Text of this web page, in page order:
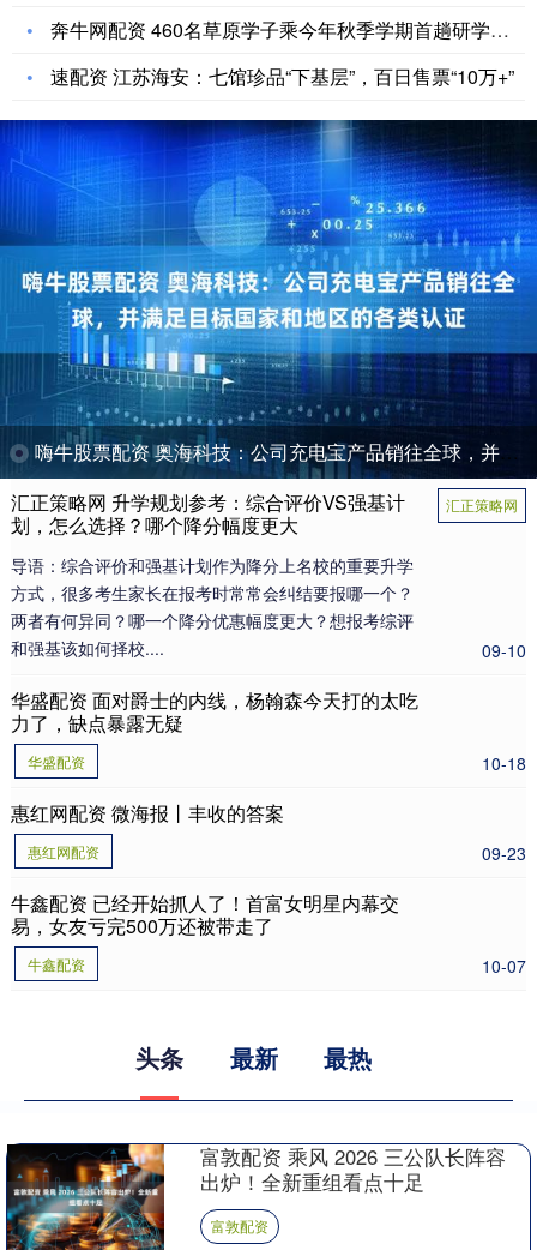
奔牛网配资 460名草原学子乘今年秋季学期首趟研学列车赴大连
速配资 江苏海安：七馆珍品“下基层”，百日售票“10万+”
嗨牛股票配资 奥海科技：公司充电宝产品销往全球，并满足目标国家和地区的各类认证
汇正策略网
汇正策略网 升学规划参考：综合评价VS强基计
划，怎么选择？哪个降分幅度更大
导语：综合评价和强基计划作为降分上名校的重要升学
方式，很多考生家长在报考时常常会纠结要报哪一个？
两者有何异同？哪一个降分优惠幅度更大？想报考综评
和强基该如何择校....
09-10
华盛配资 面对爵士的内线，杨翰森今天打的太吃
力了，缺点暴露无疑
华盛配资 10-18
惠红网配资 微海报丨丰收的答案
惠红网配资 09-23
牛鑫配资 已经开始抓人了！首富女明星内幕交
易，女友亏完500万还被带走了
牛鑫配资 10-07
头条 最新 最热
富敦配资 乘风 2026 三公队长阵容
出炉！全新重组看点十足
富敦配资